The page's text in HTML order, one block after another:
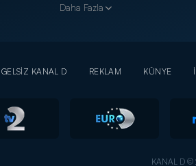
Daha Fazla
KANAL D REKLAM KÜNYE
KANAL D ©